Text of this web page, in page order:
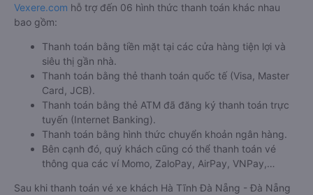
Vexere.com hỗ trợ đến 06 hình thức thanh toán khác nhau
bao gồm:
Thanh toán bằng tiền mặt tại các cửa hàng tiện lợi và
siêu thị gần nhà.
Thanh toán bằng thẻ thanh toán quốc tế (Visa, Master
Card, JCB).
Thanh toán bằng thẻ ATM đã đăng ký thanh toán trực
tuyến (Internet Banking).
Thanh toán bằng hình thức chuyển khoản ngân hàng.
Bên cạnh đó, quý khách cũng có thể thanh toán vé
thông qua các ví Momo, ZaloPay, AirPay, VNPay,…
Sau khi thanh toán vé xe khách Hà Tĩnh Đà Nẵng - Đà Nẵng